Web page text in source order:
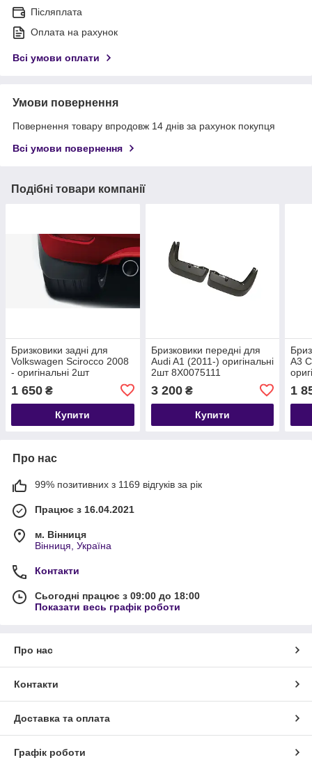
Післяплата
Оплата на рахунок
Всі умови оплати
Умови повернення
Повернення товару впродовж 14 днів за рахунок покупця
Всі умови повернення
Подібні товари компанії
Бризковики задні для
Volkswagen Scirocco 2008
- оригінальні 2шт
1 650 ₴
Купити
Бризковики передні для
Audi A1 (2011-) оригінальні
2шт 8X0075111
3 200₴
Купити
A3
1
Про нас
99% позитивних з 1169 відгуків за рік
Працює з 16.04.2021
м. Вінниця
Вінниця, Україна
Контакти
Сьогодні працює з 09:00 до 18:00
Показати весь графік роботи
Про нас
Контакти
Доставка та оплата
Графік роботи